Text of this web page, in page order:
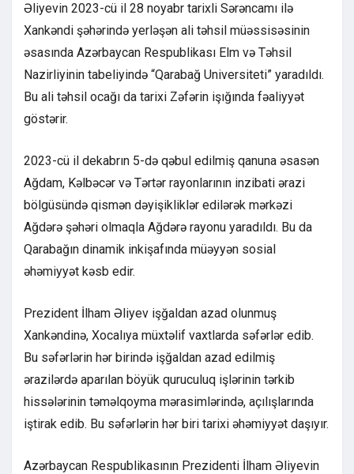
Əliyevin 2023-cü il 28 noyabr tarixli Sərəncamı ilə
Xankəndi şəhərində yerləşən ali təhsil müəssisəsinin
əsasında Azərbaycan Respublikası Elm və Təhsil
Nazirliyinin tabeliyində “Qarabağ Universiteti” yaradıldı.
Bu ali təhsil ocağı da tarixi Zəfərin işığında fəaliyyət
göstərir.
2023-cü il dekabrın 5-də qəbul edilmiş qanuna əsasən
Ağdam, Kəlbəcər və Tərtər rayonlarının inzibati ərazi
bölgüsündə qismən dəyişikliklər edilərək mərkəzi
Ağdərə şəhəri olmaqla Ağdərə rayonu yaradıldı. Bu da
Qarabağın dinamik inkişafında müəyyən sosial
əhəmiyyət kəsb edir.
Prezident İlham Əliyev işğaldan azad olunmuş
Xankəndinə, Xocalıya müxtəlif vaxtlarda səfərlər edib.
Bu səfərlərin hər birində işğaldan azad edilmiş
ərazilərdə aparılan böyük quruculuq işlərinin tərkib
hissələrinin təməlqoyma mərasimlərində, açılışlarında
iştirak edib. Bu səfərlərin hər biri tarixi əhəmiyyət daşıyır.
Azərbaycan Respublikasının Prezidenti İlham Əliyevin